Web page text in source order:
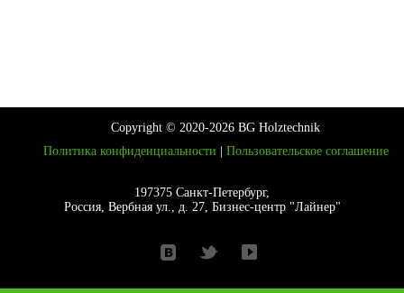
Copyright © 2020-2026 BG Holztechnik
Политика конфиденциальности
Пользовательское соглашение
197375 Санкт-Петербург,
Россия, Вербная ул., д. 27, Бизнес-центр "Лайнер"